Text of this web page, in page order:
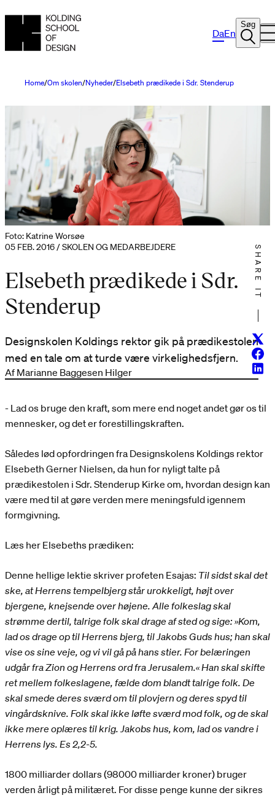
DaEn
Søg
Home Om skolen Nyheder Elsebeth prædikede i Sdr. Stenderup
Foto: Katrine Worsøe
05 FEB. 2016 / SKOLEN OG MEDARBEJDERE
Elsebeth prædikede i Sdr.
Stenderup
Designskolen Koldings rektor gik på prædikestolen
med en tale om at turde være virkelighedsfjern.
Af Marianne Baggesen Hilger
SHARE IT
- Lad os bruge den kraft, som mere end noget andet gør os til
mennesker, og det er forestillingskraften.
Således lød opfordringen fra Designskolens Koldings rektor
Elsebeth Gerner Nielsen, da hun for nyligt talte på
prædikestolen i Sdr. Stenderup Kirke om, hvordan design kan
være med til at gøre verden mere meningsfuld igennem
formgivning.
Læs her Elsebeths prædiken:
Denne hellige lektie skriver profeten Esajas: Til sidst skal det
ske, at Herrens tempelbjerg står urokkeligt, højt over
bjergene, knejsende over højene. Alle folkeslag skal
strømme dertil, talrige folk skal drage af sted og sige: »Kom,
lad os drage op til Herrens bjerg, til Jakobs Guds hus; han skal
vise os sine veje, og vi vil gå på hans stier. For belæringen
udgår fra Zion og Herrens ord fra Jerusalem.« Han skal skifte
ret mellem folkeslagene, fælde dom blandt talrige folk. De
skal smede deres sværd om til plovjern og deres spyd til
vingårdsknive. Folk skal ikke løfte sværd mod folk, og de skal
ikke mere oplæres til krig. Jakobs hus, kom, lad os vandre i
Herrens lys. Es 2,2-5.
1800 milliarder dollars (98000 milliarder kroner) bruger
verden årligt på militæret. For disse penge kunne der sikres